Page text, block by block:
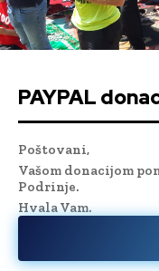
PAYPAL
Poštovani,
Vašom donacijom
Podrinje.
Hvala Vam.